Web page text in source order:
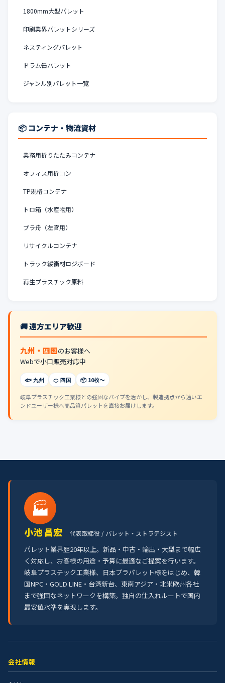
1800mm大型パレット
印刷業界パレットシリーズ
ネスティングパレット
ドラム缶パレット
ジャンル別パレット一覧
📦 コンテナ・物流資材
業務用折りたたみコンテナ
オフィス用折コン
TP規格コンテナ
トロ箱（水産物用）
プラ舟（左官用）
リサイクルコンテナ
トラック緩衝材ロジボード
再生プラスチック原料
🚚 遠方エリア歓迎
九州・四国のお客様へ
Webで小口販売対応中
🐟 九州 🍊 四国 📦 10枚〜
岐阜プラスチック工業様との強固なパイプを活かし、製造拠点から遠いエ
ンドユーザー様へ高品質パレットを直接お届けします。
🏭
小池 昌宏 代表取締役 / パレット・ストラテジスト
パレット業界歴20年以上。新品・中古・輸出・大型まで幅広
く対応し、お客様の用途・予算に最適なご提案を行います。
岐阜プラスチック工業様、日本プラパレット様をはじめ、韓
国NPC・GOLD LINE・台湾新台、東南アジア・北米欧州各社
まで強固なネットワークを構築。独自の仕入れルートで国内
最安値水準を実現します。
会社情報